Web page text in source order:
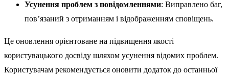
Усунення проблем з повідомленнями: Виправлено баг,
пов’язаний з отриманням і відображенням сповіщень.
Це оновлення орієнтоване на підвищення якості
користувацького досвіду шляхом усунення відомих проблем.
Користувачам рекомендується оновити додаток до останньої